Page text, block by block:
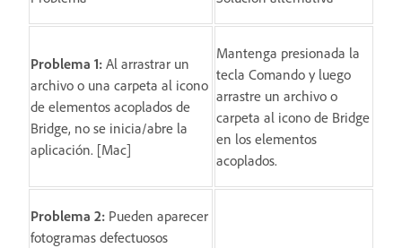
Problema 1: Al arrastrar un
archivo o una carpeta al icono
de elementos acoplados de
Bridge, no se inicia/abre la
aplicación. [Mac]
Mantenga presionada la
tecla Comando y luego
arrastre un archivo o
carpeta al icono de Bridge
en los elementos
acoplados.
Problema 2: Pueden aparecer
fotogramas defectuosos